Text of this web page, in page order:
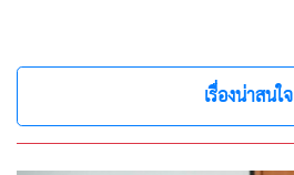
เรื่องน่าสนใจ